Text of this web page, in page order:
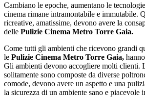
Cambiano le epoche, aumentano le
cinema rimane intramontabile e immutabile.
ricreative, amatissime, devono avere la
delle Pulizie Cinema Metro Torre Gaia.
Come tutti gli ambienti che ricevono grandi
le Pulizie Cinema Metro Torre Gaia,
Gli ambienti devono accogliere molti clienti.
solitamente sono composte da diverse
comode, devono avere un aspetto e una
la sicurezza di un ambiente sano e piacevole